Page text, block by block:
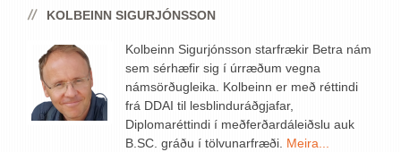
KOLBEINN SIGURJÓNSSON
Kolbeinn Sigurjónsson starfrækir Betra nám
sem sérhæfir sig í úrræðum vegna
námsörðugleika. Kolbeinn er með réttindi
frá DDAI til lesblinduráðgjafar,
Diplomaréttindi í meðferðardáleiðslu auk
B.SC. gráðu í tölvunarfræði. Meira...